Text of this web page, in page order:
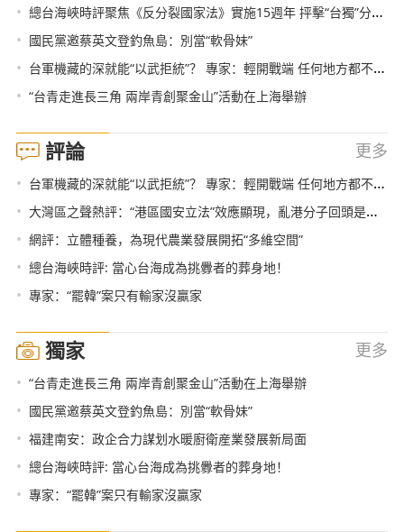
• 總台海峽時評聚焦《反分裂國家法》實施15週年 抨擊“台獨”分裂勢力引發海內外媒體廣泛關注
• 國民黨邀蔡英文登釣魚島：別當“軟骨妹”
• 台軍機藏的深就能“以武拒統”？ 專家：輕開戰端 任何地方都不安全
• “台青走進長三角 兩岸青創聚金山”活動在上海舉辦
評論 更多
• 台軍機藏的深就能“以武拒統”？ 專家：輕開戰端 任何地方都不安全
• 大灣區之聲熱評：“港區國安立法”效應顯現，亂港分子回頭是岸！
• 網評：立體種養，為現代農業發展開拓“多維空間”
• 總台海峽時評: 當心台海成為挑釁者的葬身地！
• 專家：“罷韓”案只有輸家沒贏家
獨家 更多
• “台青走進長三角 兩岸青創聚金山”活動在上海舉辦
• 國民黨邀蔡英文登釣魚島：別當“軟骨妹”
• 福建南安：政企合力謀划水暖廚衛産業發展新局面
• 總台海峽時評: 當心台海成為挑釁者的葬身地！
• 專家：“罷韓”案只有輸家沒贏家